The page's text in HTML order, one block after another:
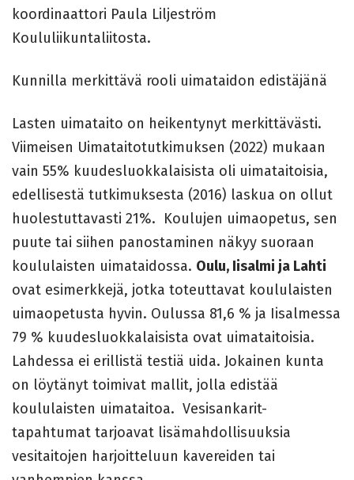
koordinaattori Paula Liljeström
Koululiikuntaliitosta.
Kunnilla merkittävä rooli uimataidon edistäjänä
Lasten uimataito on heikentynyt merkittävästi.
Viimeisen Uimataitotutkimuksen (2022) mukaan
vain 55% kuudesluokkalaisista oli uimataitoisia,
edellisestä tutkimuksesta (2016) laskua on ollut
huolestuttavasti 21%. Koulujen uimaopetus, sen
puute tai siihen panostaminen näkyy suoraan
koululaisten uimataidossa. Oulu, Iisalmi ja Lahti
ovat esimerkkejä, jotka toteuttavat koululaisten
uimaopetusta hyvin. Oulussa 81,6 % ja Iisalmessa
79 % kuudesluokkalaisista ovat uimataitoisia.
Lahdessa ei erillistä testiä uida. Jokainen kunta
on löytänyt toimivat mallit, jolla edistää
koululaisten uimataitoa. Vesisankarit-
tapahtumat tarjoavat lisämahdollisuuksia
vesitaitojen harjoitteluun kavereiden tai